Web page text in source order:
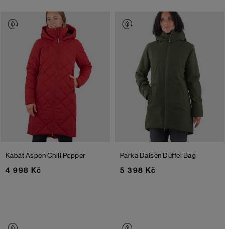
Kabát AspenChili Pepper
4 998 Kč
Parka Daisen Duffel Bag
5 398 Kč